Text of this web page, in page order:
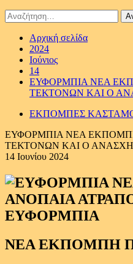
Αναζήτηση
για:
Αρχική σελίδα
2024
Ιούνιος
14
ΕΥΦΟΡΜΠΙΑ ΝΕΑ
ΤΕΚΤΟΝΩΝ ΚΑΙ Ο
ΕΚΠΟΜΠΕΣ
ΕΥΦΟΡΜΠΙΑ ΝΕΑ
ΤΕΚΤΟΝΩΝ ΚΑΙ Ο
14 Ιουνίου 2024
ΕΥΦΟΡΜΠΙΑ
ΝΕΑ ΕΚΠΟΜΠΗ